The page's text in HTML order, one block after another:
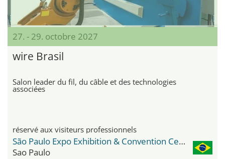
27. - 29. octobre 2027
wire Brasil
Salon leader du fil, du câble et des technologies
associées
réservé aux visiteurs professionnels
São Paulo Expo Exhibition & Convention Center
Sao Paulo